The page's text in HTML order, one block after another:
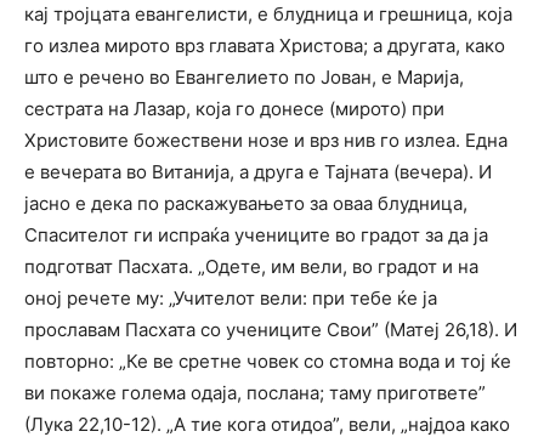
кај тројцата евангелисти, е блудница и грешница, која
го излеа мирото врз главата Христова; а другата, како
што е речено во Евангелието по Јован, е Марија,
сестрата на Лазар, која го донесе (мирото) при
Христовите божествени нозе и врз нив го излеа. Една
е вечерата во Витанија, а друга е Тајната (вечера). И
јасно е дека по раскажувањето за оваа блудница,
Спасителот ги испраќа учениците во градот за да ја
подготват Пасхата. „Одете, им вели, во градот и на
оној речете му: „Учителот вели: при тебе ќе ја
прославам Пасхата со учениците Свои” (Матеј 26,18). И
повторно: „Ке ве сретне човек со стомна вода и тој ќе
ви покаже голема одаја, послана; таму пригответе”
(Лука 22,10-12). „А тие кога отидоа”, вели, „најдоа како